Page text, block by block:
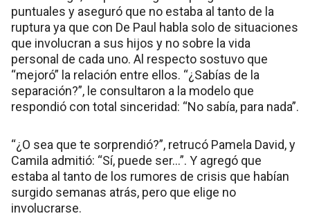
puntuales y aseguró que no estaba al tanto de la
ruptura ya que con De Paul habla solo de situaciones
que involucran a sus hijos y no sobre la vida
personal de cada uno. Al respecto sostuvo que
“mejoró” la relación entre ellos. “¿Sabías de la
separación?”, le consultaron a la modelo que
respondió con total sinceridad: “No sabía, para nada”.
“¿O sea que te sorprendió?”, retrucó Pamela David, y
Camila admitió: “Sí, puede ser...”. Y agregó que
estaba al tanto de los rumores de crisis que habían
surgido semanas atrás, pero que elige no
involucrarse.